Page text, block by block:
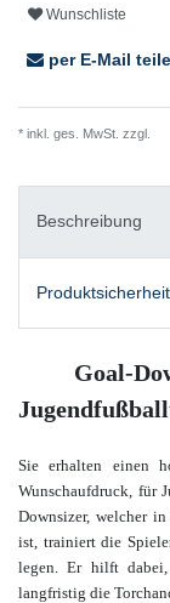
Wunschliste
per E-Mail
* inkl. ges. MwSt. zzgl.
Beschreibung
Produktsicherheit
Goal-
Sie erhalten einen
Wunschaufdruck, für
Downsizer, welcher
ist, trainiert die
legen. Er hilft
langfristig die